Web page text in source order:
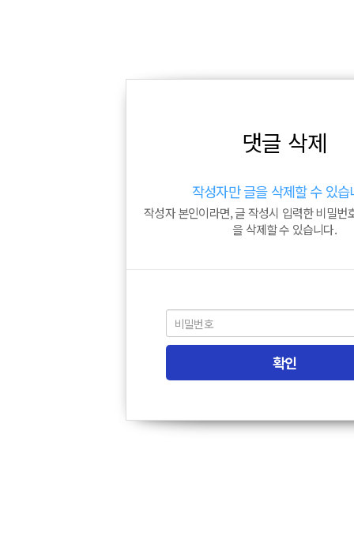
댓글 삭제
작성자만 글을 삭제할 수 있습
작성자 본인이라면, 글 작성시 입력한 비밀번
을 삭제할 수 있습니다.